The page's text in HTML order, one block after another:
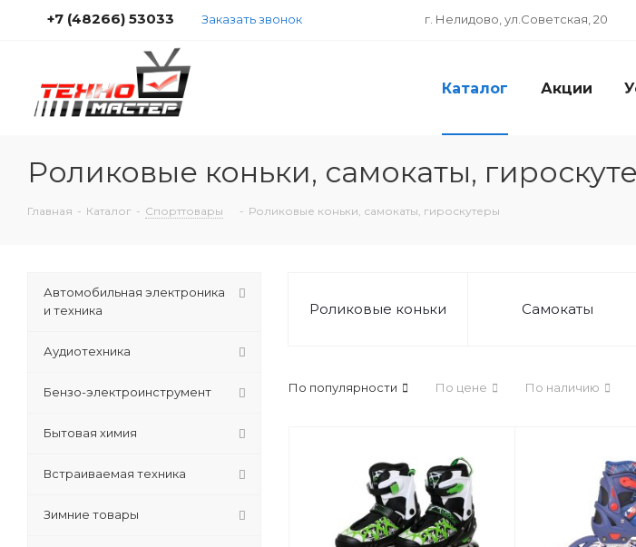
+7 (48266) 53033 Заказать звонок г. Нелидово, ул.Советская, 20
Каталог Акции
Роликовые коньки, самокаты,
Главная - Каталог - Спорттовары - Роликовые коньки, самокаты, гироскутеры
Роликовые коньки Самокаты
По популярности По цене По наличию
Автомобильная электроника
и техника
Аудиотехника
Бензо-электроинструмент
Бытовая химия
Встраиваемая техника
Зимние товары